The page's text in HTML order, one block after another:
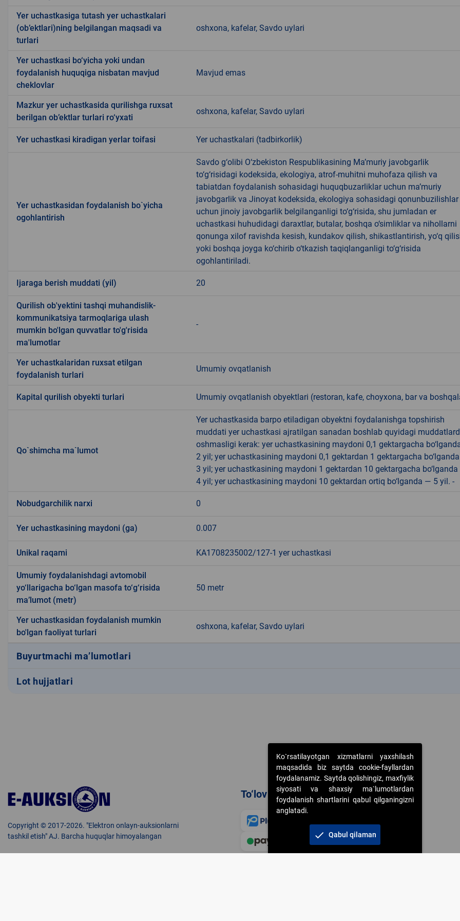
Yer uchastkasiga tutash yer uchastkalari
(ob’ektlari)ning belgilangan maqsadi va
turlari
oshxona, kafelar, Savdo uylari
Yer uchastkasi bo‘yicha yoki undan
foydalanish huquqiga nisbatan mavjud
cheklovlar
Mavjud emas
Mazkur yer uchastkasida qurilishga ruxsat
berilgan ob’ektlar turlari ro‘yxati
oshxona, kafelar, Savdo uylari
Yer uchastkasi kiradigan yerlar toifasi Yer uchastkalari (tadbirkorlik)
Yer uchastkasidan foydalanish bo`yicha
ogohlantirish
Savdo g‘olibi O‘zbekiston Respublikasining Ma’muriy javobgarlik
to‘g‘risidagi kodeksida, ekologiya, atrof-muhitni muhofaza qilish va
tabiatdan foydalanish sohasidagi huquqbuzarliklar uchun ma’muriy
javobgarlik va Jinoyat kodeksida, ekologiya sohasidagi qonunbuzilishlar
uchun jinoiy javobgarlik belgilanganligi to‘g‘risida, shu jumladan er
uchastkasi huhudidagi daraxtlar, butalar, boshqa o‘simliklar va nihollarni
qonunga xilof ravishda kesish, kundakov qilish, shikastlantirish, yo‘q
yoki boshqa joyga ko‘chirib o‘tkazish taqiqlanganligi to‘g‘risida
ogohlantiriladi.
Ijaraga berish muddati (yil) 20
Qurilish ob'yektini tashqi muhandislik-
kommunikatsiya tarmoqlariga ulash
mumkin bo'lgan quvvatlar to'g'risida
ma'lumotlar
-
Yer uchastkalaridan ruxsat etilgan
foydalanish turlari
Umumiy ovqatlanish
Kapital qurilish obyekti turlari Umumiy ovqatlanish obyektlari (restoran, kafe, choyxona, bar va
Qo`shimcha ma`lumot
Yer uchastkasida barpo etiladigan obyektni foydalanishga topshirish
muddati yer uchastkasi ajratilgan sanadan boshlab quyidagi
oshmasligi kerak: yer uchastkasining maydoni 0,1 gektargacha
2 yil; yer uchastkasining maydoni 0,1 gektardan 1 gektargacha
3 yil; yer uchastkasining maydoni 1 gektardan 10 gektargacha
4 yil; yer uchastkasining maydoni 10 gektardan ortiq bo‘lganda — 5 yil. -
Nobudgarchilik narxi 0
Yer uchastkasining maydoni (ga) 0.007
Unikal raqami KA1708235002/127-1 yer uchastkasi
Umumiy foydalanishdagi avtomobil
yo‘llarigacha bo‘lgan masofa to‘g‘risida
ma’lumot (metr)
50 metr
Yer uchastkasidan foydalanish mumkin
bo'lgan faoliyat turlari
oshxona, kafelar, Savdo uylari
Buyurtmachi ma’lumotlari
Lot hujjatlari
Copyright © 2017-2026. "Elektron onlayn-auksionlarni
tashkil etish" AJ. Barcha huquqlar himoyalangan
To‘lov usullari
Ko`rsatilayotgan xizmatlarni yaxshilash
maqsadida biz saytda cookie-fayllardan
foydalanamiz. Saytda qolishingiz, maxfiylik
siyosati va shaxsiy ma`lumotlardan
foydalanish shartlarini qabul qilganingizni
anglatadi.
check Qabul qilaman